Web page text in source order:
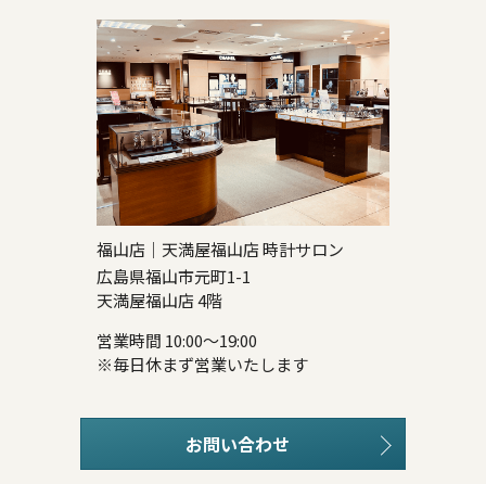
福山店｜天満屋福山店 時計サロン
広島県福山市元町1-1
天満屋福山店 4階
営業時間 10:00～19:00
※毎日休まず営業いたします
お問い合わせ